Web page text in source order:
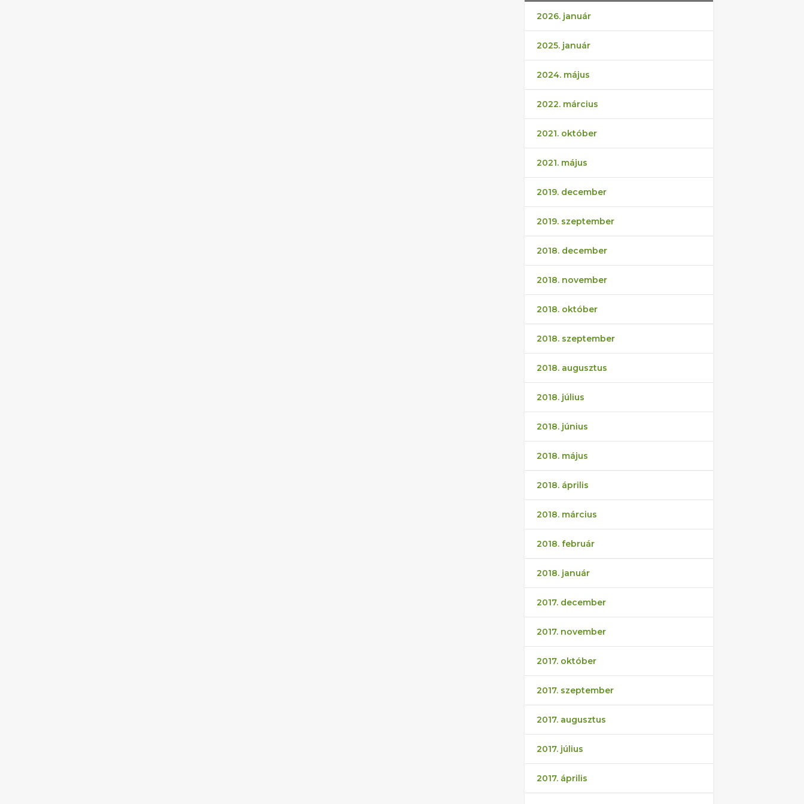
2026. január
2025. január
2024. május
2022. március
2021. október
2021. május
2019. december
2019. szeptember
2018. december
2018. november
2018. október
2018. szeptember
2018. augusztus
2018. július
2018. június
2018. május
2018. április
2018. március
2018. február
2018. január
2017. december
2017. november
2017. október
2017. szeptember
2017. augusztus
2017. július
2017. április